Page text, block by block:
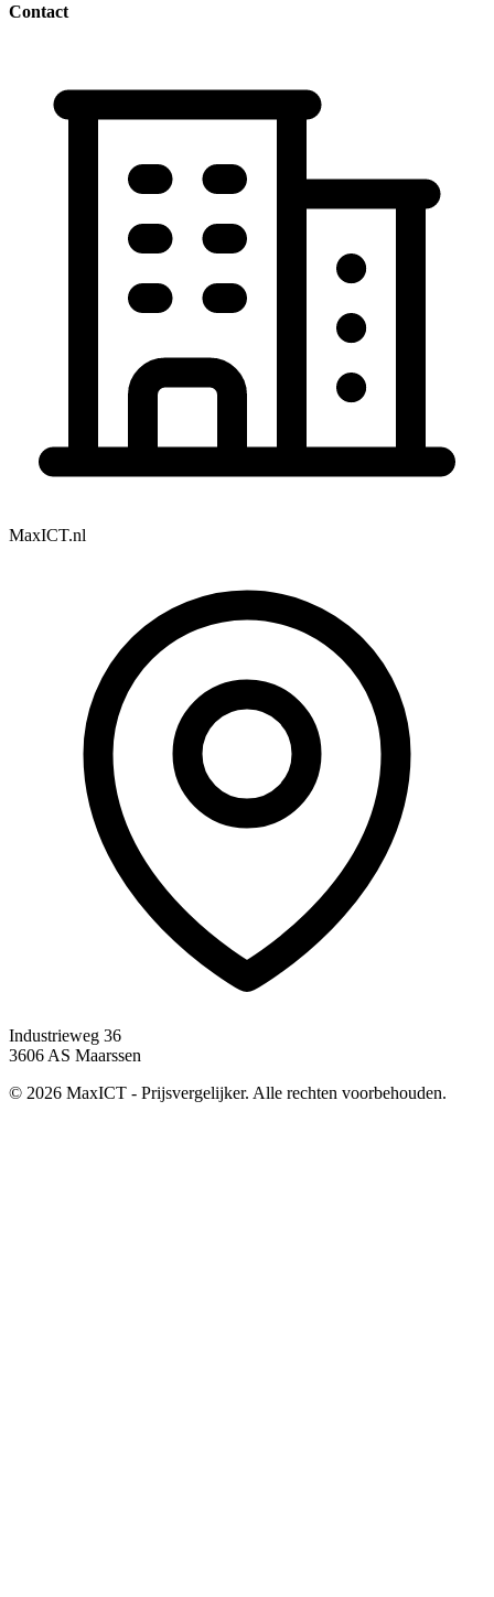
Contact
MaxICT.nl
Industrieweg 36
3606 AS Maarssen
© 2026 MaxICT - Prijsvergelijker. Alle rechten voorbehouden.